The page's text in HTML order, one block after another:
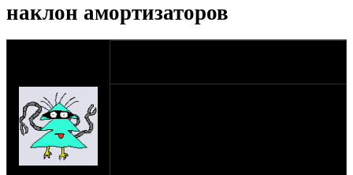
наклон амортизаторов